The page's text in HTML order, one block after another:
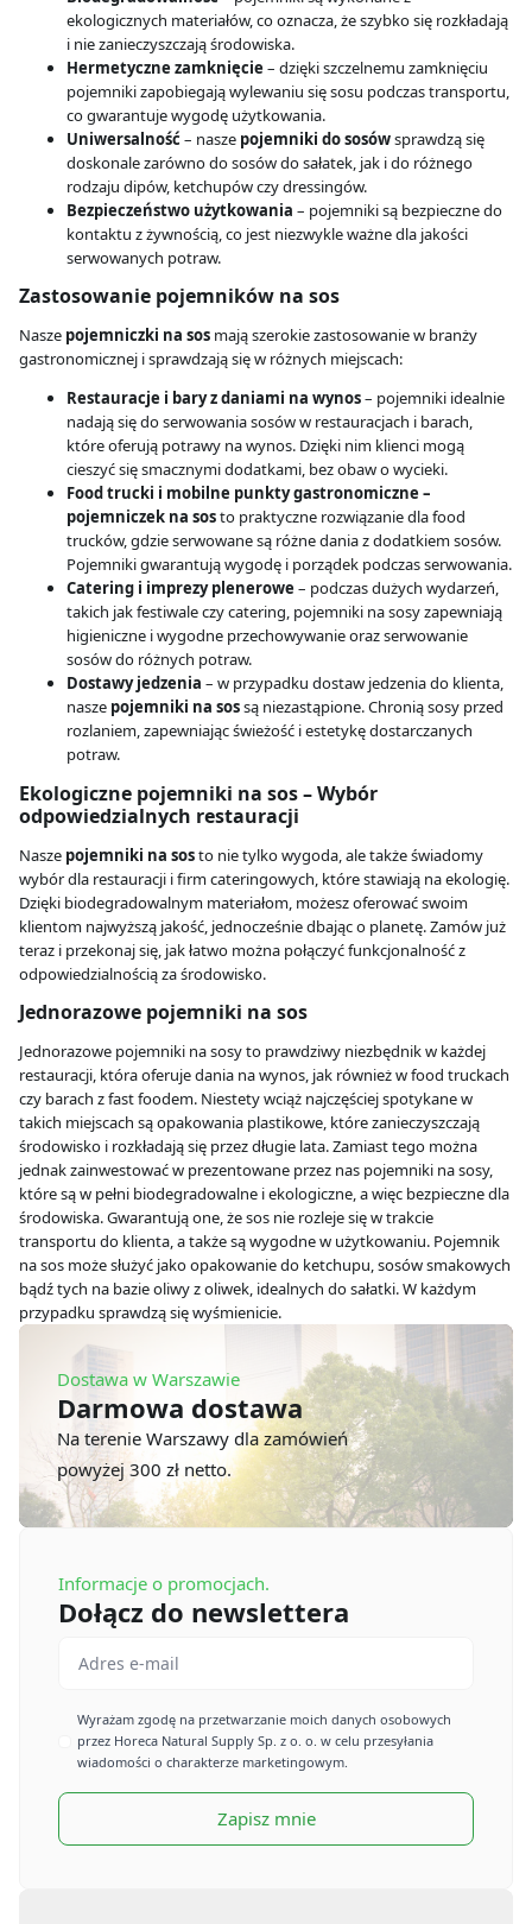
Dostawa w Warszawie
Darmowa dostawa
Na terenie Warszawy dla zamówień
powyżej 300 zł netto.
Informacje o promocjach.
Dołącz do newslettera
Imię
Wyrażam zgodę na przetwarzanie moich danych osobowych
przez Horeca Natural Supply Sp. z o. o. w celu przesyłania
wiadomości o charakterze marketingowym.
Zapisz mnie
ekologicznych materiałów, co oznacza, że szybko się rozkładają
i nie zanieczyszczają środowiska.
Hermetyczne zamknięcie – dzięki szczelnemu zamknięciu
pojemniki zapobiegają wylewaniu się sosu podczas transportu,
co gwarantuje wygodę użytkowania.
Uniwersalność– nasze pojemniki do sosówsprawdzą się
doskonale zarówno do sosów do sałatek, jak i do różnego
rodzaju dipów, ketchupów czy dressingów.
Bezpieczeństwo użytkowania – pojemniki są bezpieczne do
kontaktu z żywnością, co jest niezwykle ważne dla jakości
serwowanych potraw.
Zastosowanie pojemników na sos
Nasze pojemniczki na sos mają szerokie zastosowanie w branży
gastronomicznej i sprawdzają się w różnych miejscach:
Restauracje i bary z daniami na wynos– pojemniki idealnie
nadają się do serwowania sosów w restauracjach i barach,
które oferują potrawy na wynos. Dzięki nim klienci mogą
cieszyć się smacznymi dodatkami, bez obaw o wycieki.
Food trucki i mobilne punkty gastronomiczne –
pojemniczek na sosto praktyczne rozwiązanie dla food
trucków, gdzie serwowane są różne dania z dodatkiem sosów.
Pojemniki gwarantują wygodę i porządek podczas serwowania.
Catering i imprezy plenerowe – podczas dużych wydarzeń,
takich jak festiwale czy catering, pojemniki na sosy zapewniają
higieniczne i wygodne przechowywanie oraz serwowanie
sosów do różnych potraw.
Dostawy jedzenia – w przypadku dostaw jedzenia do klienta,
nasze pojemniki na sossą niezastąpione. Chronią sosy przed
rozlaniem, zapewniając świeżość i estetykę dostarczanych
potraw.
Ekologiczne pojemniki na sos – Wybór
odpowiedzialnych restauracji
Nasze pojemniki na sosto nie tylko wygoda, ale także świadomy
wybór dla restauracji i firm cateringowych, które stawiają na ekologię.
Dzięki biodegradowalnym materiałom, możesz oferować swoim
klientom najwyższą jakość, jednocześnie dbając o planetę. Zamów już
teraz i przekonaj się, jak łatwo można połączyć funkcjonalność z
odpowiedzialnością za środowisko.
Jednorazowe pojemniki na sos
Jednorazowe pojemniki na sosy to prawdziwy niezbędnik w każdej
restauracji, która oferuje dania na wynos, jak również w food truckach
czy barach z fast foodem. Niestety wciąż najczęściej spotykane w
takich miejscach są opakowania plastikowe, które zanieczyszczają
środowisko i rozkładają się przez długie lata. Zamiast tego można
jednak zainwestować w prezentowane przez nas pojemniki na sosy,
które są w pełni biodegradowalne i ekologiczne, a więc bezpieczne dla
środowiska. Gwarantują one, że sos nie rozleje się w trakcie
transportu do klienta, a także są wygodne w użytkowaniu. Pojemnik
na sos może służyć jako opakowanie do ketchupu, sosów smakowych
bądź tych na bazie oliwy z oliwek, idealnych do sałatki. W każdym
przypadku sprawdzą się wyśmienicie.